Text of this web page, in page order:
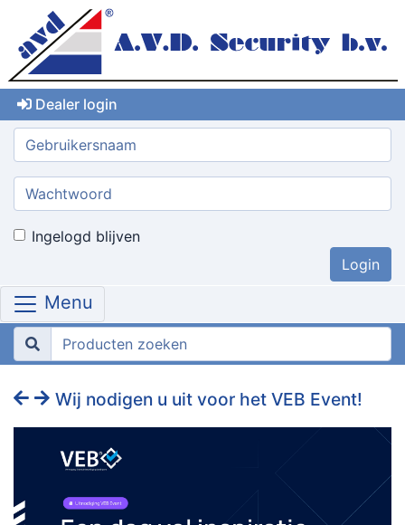
Dealer login
Gebruikersnaam:
Wachtwoord:
Ingelogd blijven
Menu
Wij nodigen u uit voor het VEB Event!